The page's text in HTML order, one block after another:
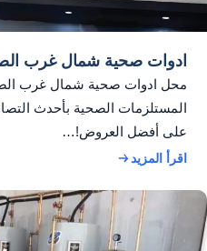
ادوات صحية شمال غرب
محل ادوات صحية شمال غرب
المستلزمات الصحية بأحدث
على أفضل العروض!…
اقرأ المزيد